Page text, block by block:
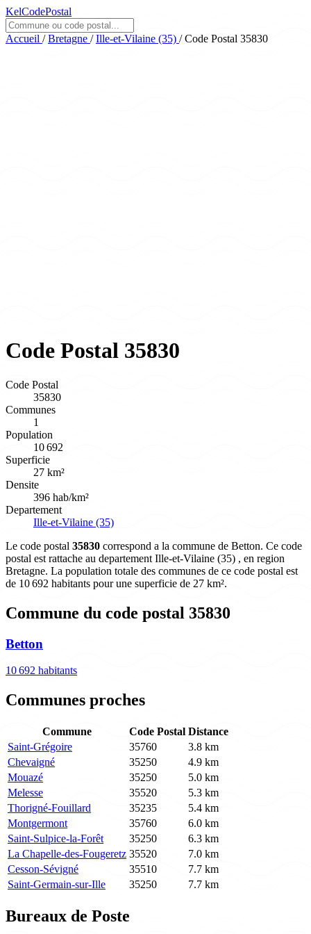
KelCodePostal
Accueil / Bretagne / Ille-et-Vilaine (35) / Code Postal 35830
Code Postal 35830
Code Postal
35830
Communes
1
Population
10 692
Superficie
27 km²
Densite
396 hab/km²
Departement
Ille-et-Vilaine (35)
Le code postal 35830 correspond a la commune de Betton. Ce code
postal est rattache au departement Ille-et-Vilaine (35) , en region
Bretagne. La population totale des communes de ce code postal est
de 10 692 habitants pour une superficie de 27 km².
Commune du code postal 35830
Betton
10 692 habitants
Communes proches
Commune Code Postal Distance
Saint-Grégoire
35760
3.8 km
Chevaigné
35250
4.9 km
Mouazé
35250
5.0 km
Melesse
35520
5.3 km
Thorigné-Fouillard
35235
5.4 km
Montgermont
35760
6.0 km
Saint-Sulpice-la-Forêt
35250
6.3 km
La Chapelle-des-Fougeretz 35520
7.0 km
Cesson-Sévigné
35510
7.7 km
Saint-Germain-sur-Ille
35250 7.7 km
Bureaux de Poste